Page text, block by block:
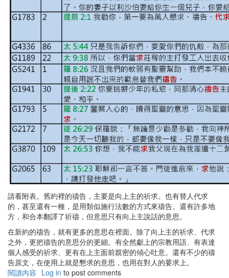
請看附表。舊約裡的禱告，主要是向上主的祈求。也有替人代求
的，甚至還有一種，是用類似施行法數的方式來禱告。還有許多地
方，和合本翻譯了祈禱，但意思只有向上主說話的意思。
在新約的禱告，就有更多的意思在裡面。除了向上主的祈求、代求
之外，更把禱告的意思分的更細。有全然獻上的宗教用語、有表達
個人感受的祈求、更有在上主面前親密的傾心吐意。還有不少的禱
告原文，在使用上就是懇求的意思，也用在對人的要求上。
閱讀內容 有Log in to post comments